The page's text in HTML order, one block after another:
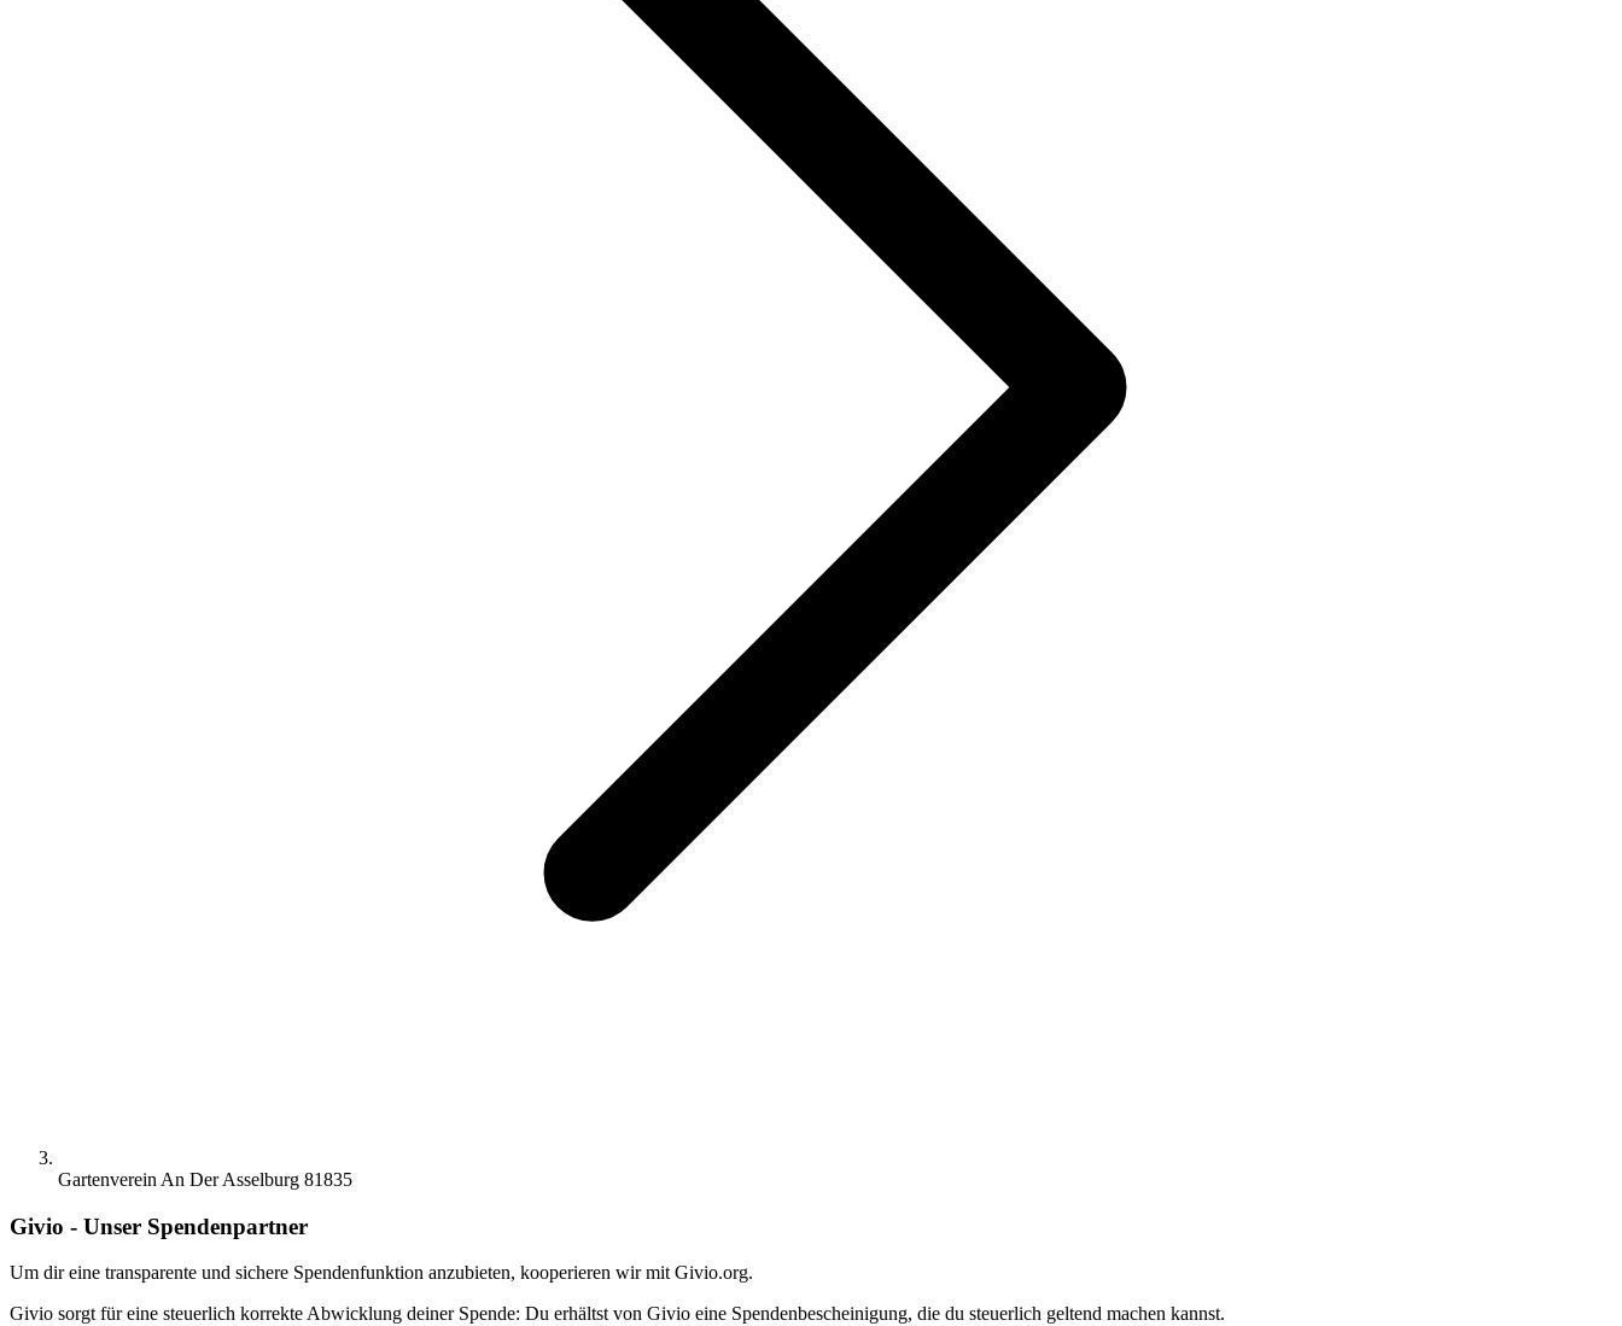
Gartenverein An Der Asselburg 81835
Givio - Unser Spendenpartner
Um dir eine transparente und sichere Spendenfunktion anzubieten, kooperieren wir mit Givio.org.
Givio sorgt für eine steuerlich korrekte Abwicklung deiner Spende: Du erhältst von Givio eine Spendenbescheinigung, die du steuerlich geltend machen kannst.